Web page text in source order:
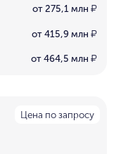
от 275,1 млн ₽
от 415,9 млн ₽
от 464,5 млн ₽
Цена по запросу